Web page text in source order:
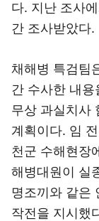
다. 지난 조사
간 조사받았다.
채해병 특검팀
간 수사한 내
무상 과실치사
계획이다. 임
천군 수해현장
해병대원이 실
명조끼와 같은
작전을 지시했